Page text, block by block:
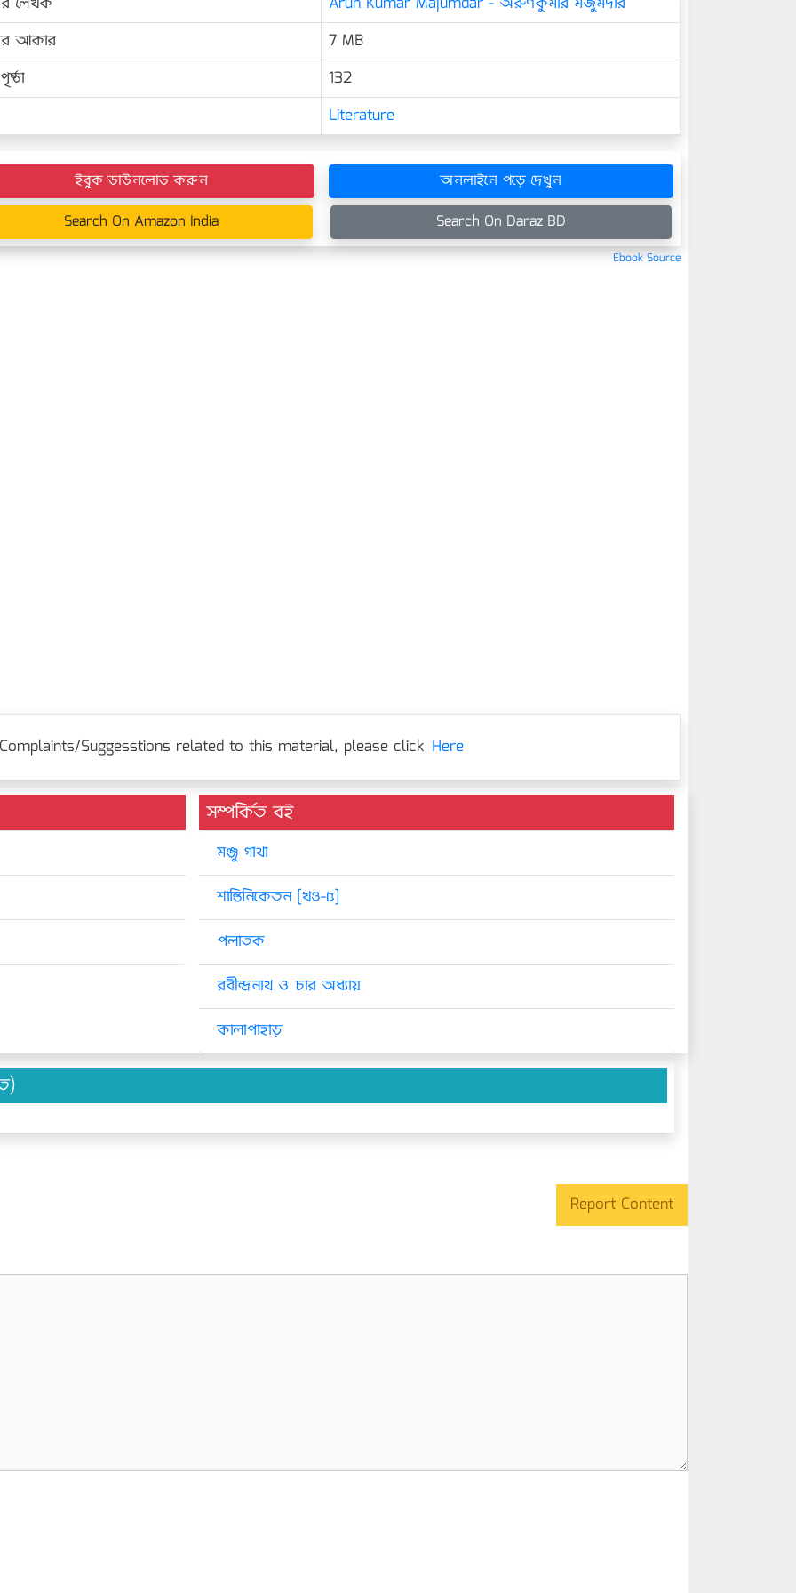
আকার
7 MB
132
Literature
ইবুক ডাউনলোড করুন
অনলাইনে পড়ে দেখুন
Search On Amazon India
Search On Daraz BD
Ebook Source
Suggesstions related to this material, please click Here
সম্পর্কিত বই
মঞ্জু গাথা
শান্তিনিকেতন [খণ্ড-৫]
পলাতক
রবীন্দ্রনাথ ও চার অধ্যায়
কালাপাহাড়
Report Content